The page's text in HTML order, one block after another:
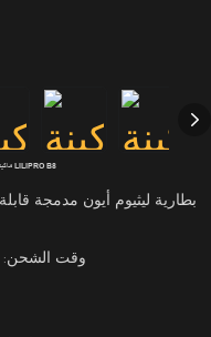
ماكينة تشذيب الكرات لمنطقة الفخذ مع 3 أمشاط تشذيب لشعر العانة مع شفرة سيراميك قابلة للاستبدال للرجال LILIPRO B8
وقت الشحن: 2.5 ساعة، وقت التشغيل: 90-100 دقيقة